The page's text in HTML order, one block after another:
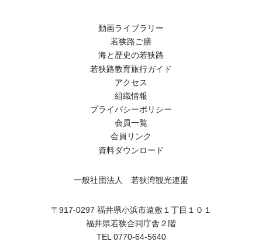
動画ライブラリー
若狭路ご膳
海と歴史の若狭路
若狭路教育旅行ガイド
アクセス
組織情報
プライバシーポリシー
会員一覧
会員リンク
資料ダウンロード
一般社団法人 若狭湾観光連盟
〒917-0297 福井県小浜市遠敷１丁目１０１
福井県若狭合同庁舎２階
TEL 0770-64-5640